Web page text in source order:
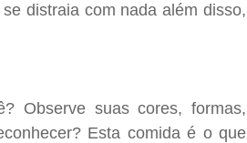
distraia com nada além disso,
Observe suas cores, formas,
Esta comida é o que